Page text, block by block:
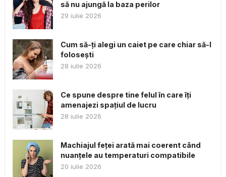
să nu ajungă la baza perilor
29 iulie 2026
Cum să-ți alegi un caiet pe care chiar să-l
folosești
28 iulie 2026
Ce spune despre tine felul în care îți
amenajezi spațiul de lucru
28 iulie 2026
Machiajul feței arată mai coerent când
nuanțele au temperaturi compatibile
20 iulie 2026